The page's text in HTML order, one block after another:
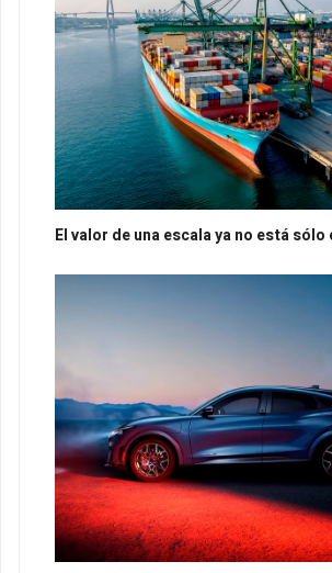
El valor de una escala ya no está sólo